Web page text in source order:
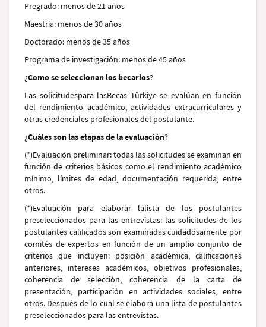
Pregrado: menos de 21 años
Maestría: menos de 30 años
Doctorado: menos de 35 años
Programa de investigación: menos de 45 años
¿Como se seleccionan los becarios?
Las solicitudespara lasBecas Türkiye se evalúan en función
del rendimiento académico, actividades extracurriculares y
otras credenciales profesionales del postulante.
¿Cuáles son las etapas de la evaluación?
(*)Evaluación preliminar: todas las solicitudes se examinan en
función de criterios básicos como el rendimiento académico
mínimo, límites de edad, documentación requerida, entre
otros.
(*)Evaluación para elaborar lalista de los postulantes
preseleccionados para las entrevistas: las solicitudes de los
postulantes calificados son examinadas cuidadosamente por
comités de expertos en función de un amplio conjunto de
criterios que incluyen: posición académica, calificaciones
anteriores, intereses académicos, objetivos profesionales,
coherencia de selección, coherencia de la carta de
presentación, participación en actividades sociales, entre
otros. Después de lo cual se elabora una lista de postulantes
preseleccionados para las entrevistas.